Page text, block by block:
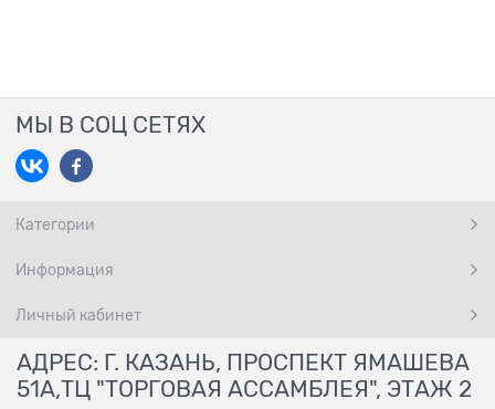
МЫ В СОЦ СЕТЯХ
Категории
Информация
Личный кабинет
АДРЕС: Г. КАЗАНЬ, ПРОСПЕКТ ЯМАШЕВА
51А,ТЦ "ТОРГОВАЯ АССАМБЛЕЯ", ЭТАЖ 2